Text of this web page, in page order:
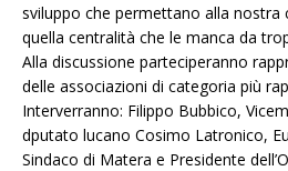
sviluppo che permettano alla nostra
quella centralità che le manca da
Alla discussione parteciperanno
delle associazioni di categoria più
Interverranno: Filippo Bubbico,
dputato lucano Cosimo Latronico,
Sindaco di Matera e Presidente